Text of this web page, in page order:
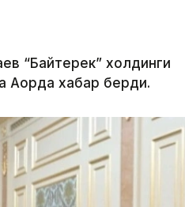
“Байтерек” холдинги
Ақорда хабар берди.